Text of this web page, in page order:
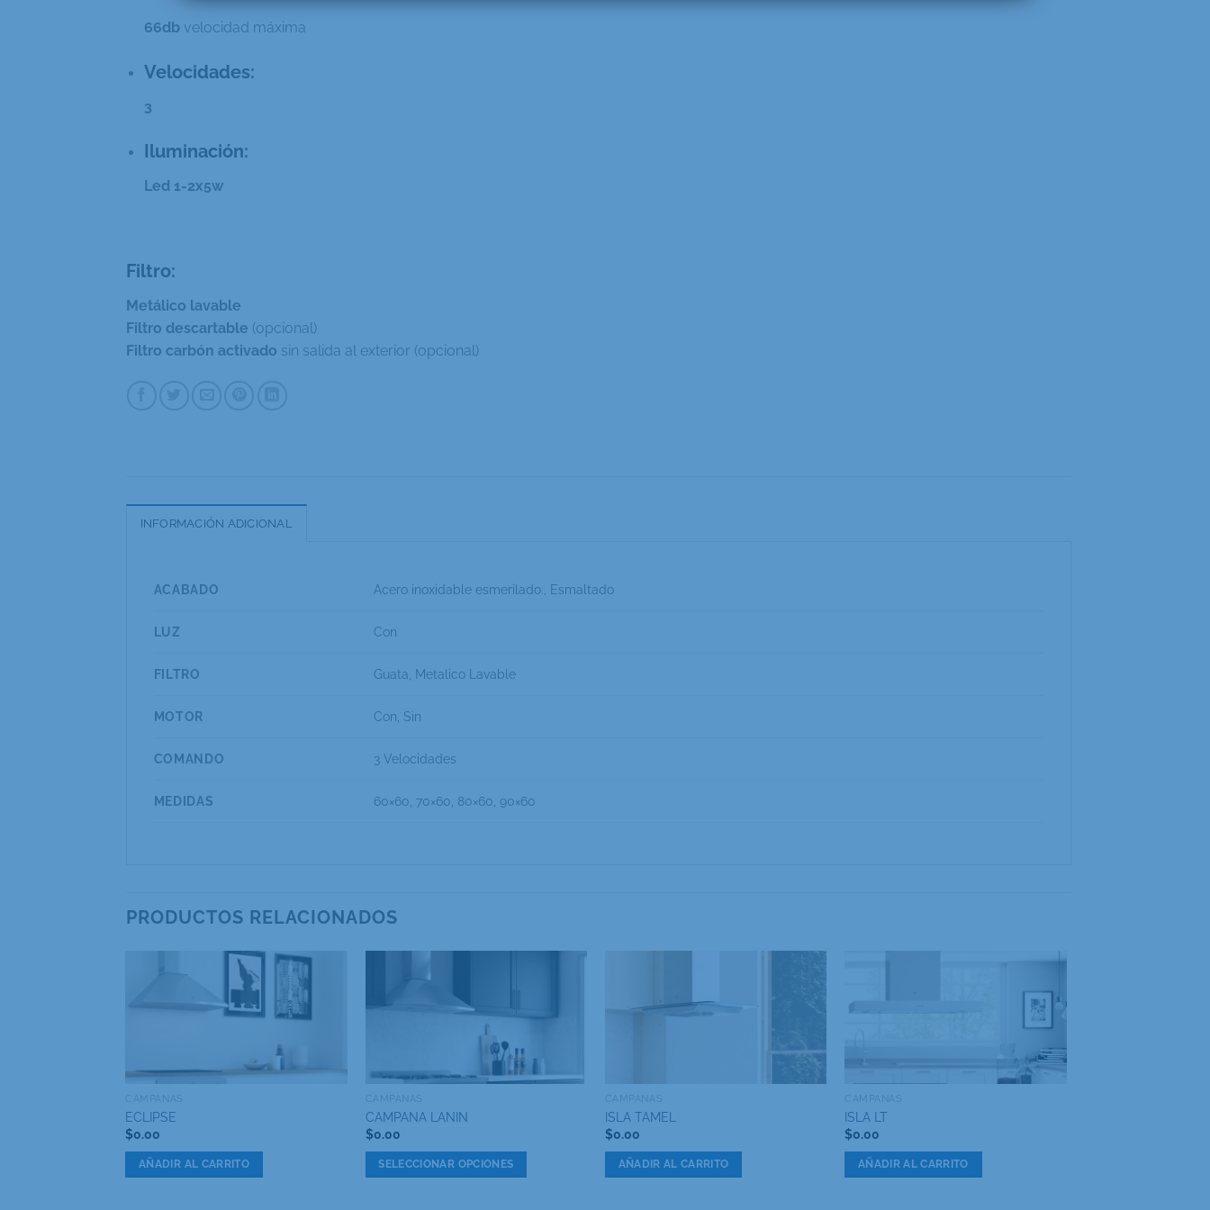
66db velocidad máxima
Velocidades:
3
Iluminación:
Led 1-2x5w
Filtro:
Metálico lavable
Filtro descartable (opcional)
Filtro carbón activado sin salida al exterior (opcional)
INFORMACIÓN ADICIONAL
ACABADO Acero inoxidable esmerilado., Esmaltado
LUZ Con
FILTRO Guata, Metalico Lavable
MOTOR Con, Sin
COMANDO 3 Velocidades
MEDIDAS 60×60, 70×60, 80×60, 90×60
PRODUCTOS RELACIONADOS
CAMPANAS
ECLIPSE
$0.00
AÑADIR AL CARRITO
CAMPANAS
CAMPANA LANIN
$0.00
SELECCIONAR OPCIONES
CAMPANAS
ISLA TAMEL
$0.00
AÑADIR AL CARRITO
CAMPANAS
ISLA LT
$0.00
AÑADIR AL CARRITO